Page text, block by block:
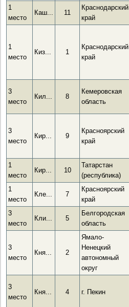
1
место
Каш... 11
Краснодарский
край
1
место
Киз... 1
Краснодарский
край
3
место
Кил... 8
Кемеровская
область
3
место
Кир... 9
Красноярский
край
1
место
Кир... 10
Татарстан
(республика)
1
место
Кле... 7
Красноярский
край
3
место
Кли... 5
Белгородская
область
3
место
Кня... 2
Ямало-
Ненецкий
автономный
округ
3
место
Кня... 4 г. Пекин